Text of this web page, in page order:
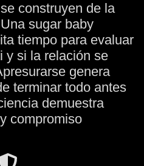
construyen de la
sugar baby
tiempo para evaluar
y si la relación se
genera
terminar todo antes
demuestra
compromiso